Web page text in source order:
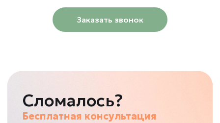
Заказать звонок
Сломалось?
Бесплатная консультация